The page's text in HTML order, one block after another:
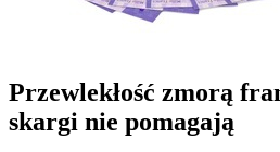
Przewlekłość zmorą
skargi nie pomagają